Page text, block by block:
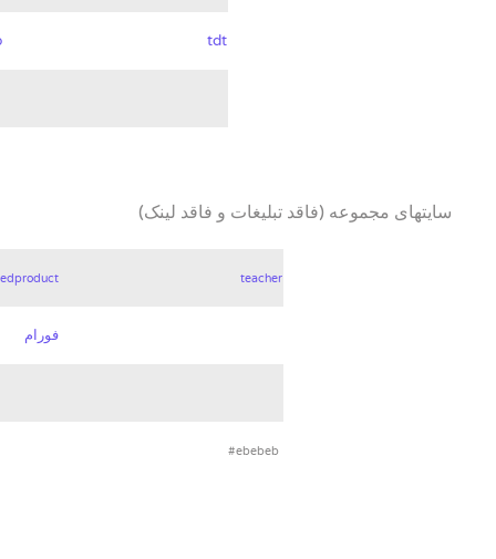
tdt
سایتهای مجموعه (فاقد تبلیغات و فاقد لینک)
teacher
فورام
#ebebeb